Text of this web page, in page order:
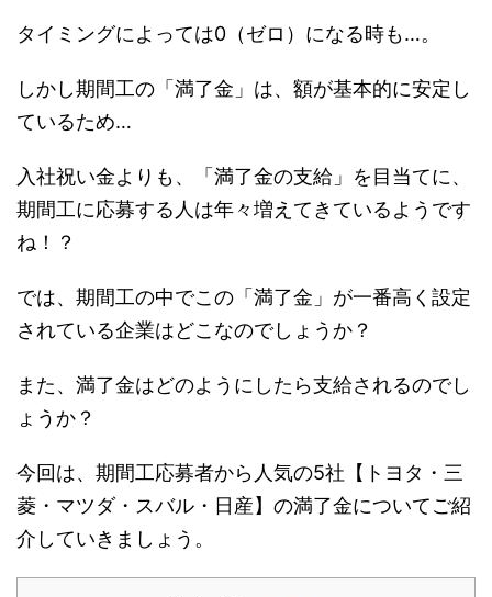
タイミングによっては0（ゼロ）になる時も…。
しかし期間工の「満了金」は、額が基本的に安定し
ているため…
入社祝い金よりも、「満了金の支給」を目当てに、
期間工に応募する人は年々増えてきているようです
ね！？
では、期間工の中でこの「満了金」が一番高く設定
されている企業はどこなのでしょうか？
また、満了金はどのようにしたら支給されるのでし
ょうか？
今回は、期間工応募者から人気の5社【トヨタ・三
菱・マツダ・スバル・日産】の満了金についてご紹
介していきましょう。